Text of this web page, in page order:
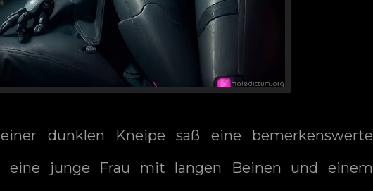
dunklen Kneipe saß eine bemerkenswerte
eine junge Frau mit langen Beinen und einem